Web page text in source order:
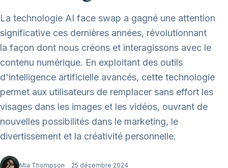
La technologie AI face swap a gagné une attention
significative ces dernières années, révolutionnant
la façon dont nous créons et interagissons avec le
contenu numérique. En exploitant des outils
d'intelligence artificielle avancés, cette technologie
permet aux utilisateurs de remplacer sans effort les
visages dans les images et les vidéos, ouvrant de
nouvelles possibilités dans le marketing, le
divertissement et la créativité personnelle.
Mia Thompson 25 décembre 2024